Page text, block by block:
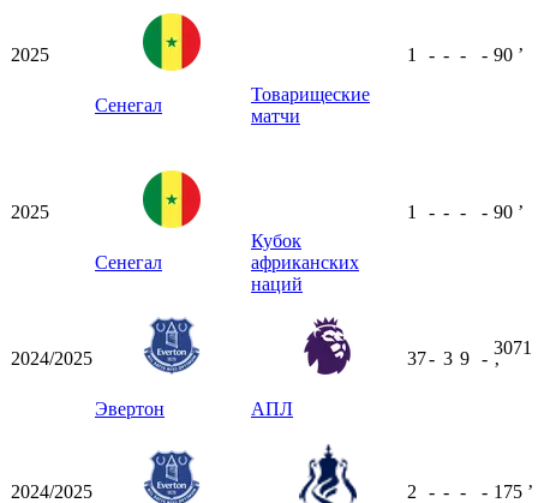
2025
Сенегал
Товарищеские
матчи
1 - - - - 90 ʼ
2025
Сенегал
Кубок
африканских
наций
1 - - - - 90 ʼ
2024/2025
Эвертон АПЛ
37- 3 9 -
3071
ʼ
2024/2025 2 - - - - 175 ʼ